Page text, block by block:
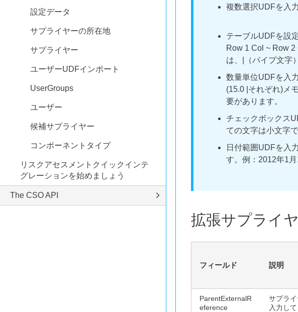
複数選択UDFを入
テーブルUDFを設
Row 1 Col ~ Row
は、|（パイプ文
数量単位UDFを入
(15.0 |それぞれ)メ
要があります。
チェックボックス
ての文字は小文字
日付範囲UDFを入
す。例：2012年1
拡張サプライ
フィールド 説明
ParentExternalR
eference
サプラ
入力し
設定データ
サプライヤーの所在地
サプライヤー
ユーザーUDFインポート
UserGroups
ユーザー
候補サプライヤー
コンポーネントタイプ
リスクアセスメントクイックインテ
グレーションを始めましょう
The CSO API